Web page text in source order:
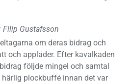
Filip Gustafsson
om deras bidrag och
och applåder. Efter kavalkaden
följde mingel och samtal
plockbuffé innan det var